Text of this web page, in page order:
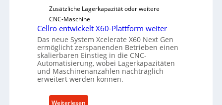
e
r
l
a
s
t
s
c
u
Zusätzliche Lagerkapazität oder weitere
CNC-Maschine
Cellro entwickelt X60-Plattform weiter
Das neue System Xcelerate X60 Next Gen
ermöglicht zerspanenden Betrieben einen
skalierbaren Einstieg in die CNC-
Automatisierung, wobei Lagerkapazitäten
und Maschinenanzahlen nachträglich
erweitert werden können.
Weiterlesen